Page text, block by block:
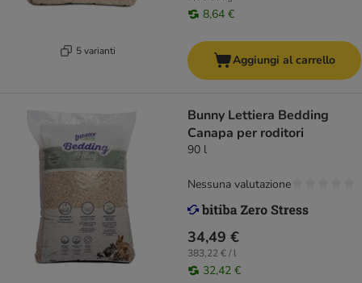
5 varianti
8,64 €
Aggiungi al carrello
Bunny Lettiera Bedding
Canapa per roditori
90 l
34,49 €
383,22 € / l
32,42 €
Nessuna valutazione